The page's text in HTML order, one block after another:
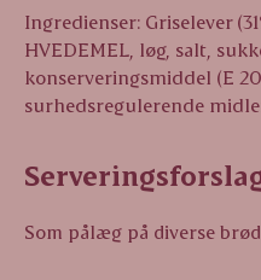
Ingredienser: Griselever
HVEDEMEL, løg, salt,
konserveringsmiddel (E
surhedsregulerende
Som pålæg på diverse brød